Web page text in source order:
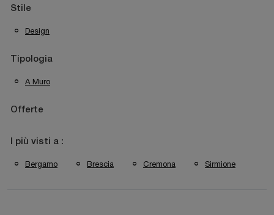
Stile
Design
Tipologia
A Muro
Offerte
I più visti a :
Bergamo Brescia Cremona Sirmione